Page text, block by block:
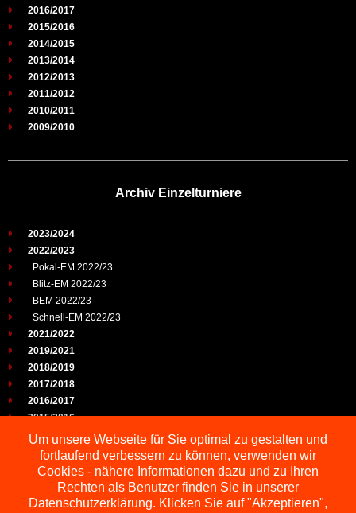
2016/2017
2015/2016
2014/2015
2013/2014
2012/2013
2011/2012
2010/2011
2009/2010
Archiv Einzelturniere
2023/2024
2022/2023
Pokal-EM 2022/23
Blitz-EM 2022/23
BEM 2022/23
Schnell-EM 2022/23
2021/2022
2019/2021
2018/2019
2017/2018
2016/2017
2015/2016
2014/2015
2013/2014
2012/2013
2011/2012
2010/2011
Um unsere Webseite für Sie optimal zu gestalten und
fortlaufend verbessern zu können, verwenden wir
Cookies - nähere Informationen dazu und zu Ihren
Rechten als Benutzer finden Sie in unserer
Datenschutzerklärung. Klicken Sie auf "Akzeptieren",